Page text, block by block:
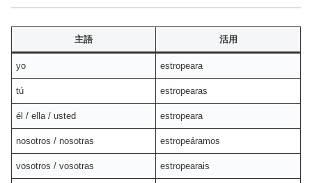
主語 活用
yo estropeara
tú estropearas
él / ella / usted estropeara
nosotros / nosotras estropeáramos
vosotros / vosotras estropearais